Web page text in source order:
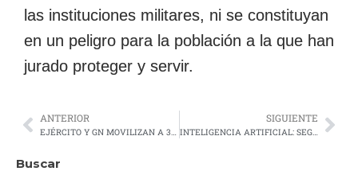
las instituciones militares, ni se constituyan
en un peligro para la población a la que han
jurado proteger y servir.
ANTERIOR
EJÉRCITO Y GN MOVILIZAN A 33,567 ELEMENTOS PARA APOYAR A LA POBLACIÓN ANTE LOS EFECTOS DEL HURACÁN “ERICK”
SIGUIENTE
INTELIGENCIA ARTIFICIAL: SEGURIDAD NACIONAL Y PÚBLICA
Buscar